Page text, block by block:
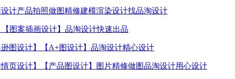
计产品拍照做图精修建模渲染设计找品淘设计
图案插画设计】品淘设计快速出品
图设计】【A+图设计】品淘设计精心设计
页设计】【产品图设计】图片精修做图品淘设计用心设计